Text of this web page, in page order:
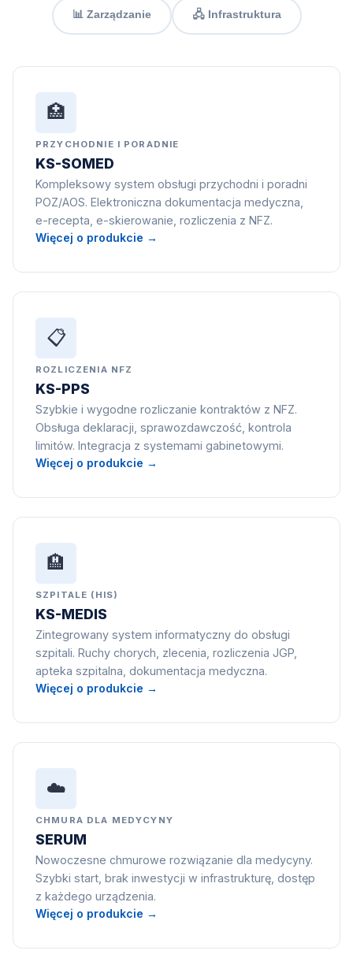
📊 Zarządzanie 🖧 Infrastruktura
🏥
PRZYCHODNIE I PORADNIE
KS-SOMED
Kompleksowy system obsługi przychodni i poradni
POZ/AOS. Elektroniczna dokumentacja medyczna,
e-recepta, e-skierowanie, rozliczenia z NFZ.
Więcej o produkcie →
📋
ROZLICZENIA NFZ
KS-PPS
Szybkie i wygodne rozliczanie kontraktów z NFZ.
Obsługa deklaracji, sprawozdawczość, kontrola
limitów. Integracja z systemami gabinetowymi.
Więcej o produkcie →
🏨
SZPITALE (HIS)
KS-MEDIS
Zintegrowany system informatyczny do obsługi
szpitali. Ruchy chorych, zlecenia, rozliczenia JGP,
apteka szpitalna, dokumentacja medyczna.
Więcej o produkcie →
☁️
CHMURA DLA MEDYCYNY
SERUM
Nowoczesne chmurowe rozwiązanie dla medycyny.
Szybki start, brak inwestycji w infrastrukturę, dostęp
z każdego urządzenia.
Więcej o produkcie →